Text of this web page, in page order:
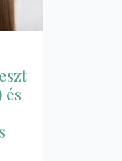
és